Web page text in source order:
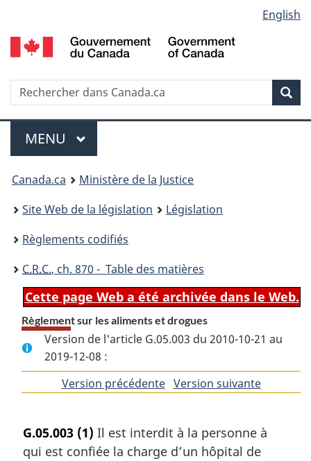
au
contenu
propos
de
la
HTML
simplifiée
selection
English
Recherche
Menu
MENU PRINCIPAL
You
are
here:
Canada.ca
Ministère de la Justice
Site Web de la législation
Législation
Règlements codifiés
C.R.C., ch. 870 - Table des matières
Cette page Web a été archivée dans le Web.
Règlement sur les aliments et drogues
Version de l'article G.05.003 du 2010-10-21 au
2019-12-08 :
Version précédentedeVersion suivantede
G.05.003 (1) Il est interdit à la personne à
qui est confiée la charge d’un hôpital de